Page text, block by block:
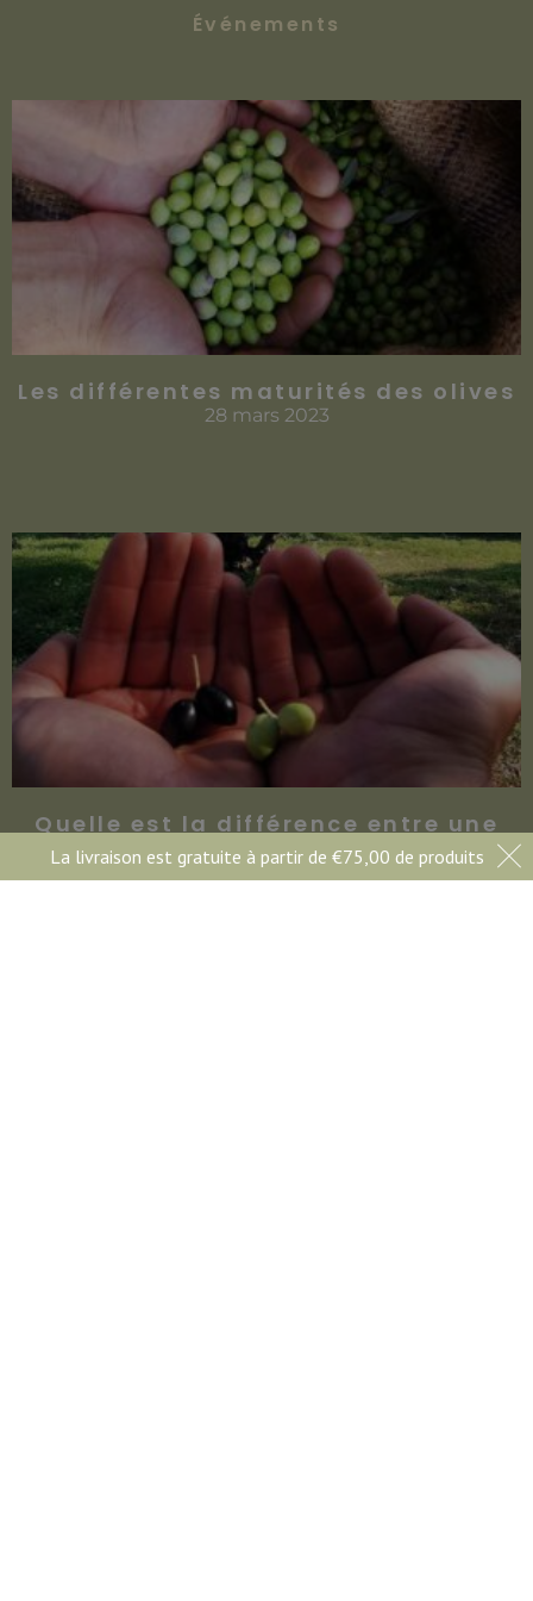
La livraison est gratuite à partir de €75,00 de produits
Événements
Les différentes maturités des olives
28 mars 2023
Quelle est la différence entre une
olive verte et noire ?
11 août 2022